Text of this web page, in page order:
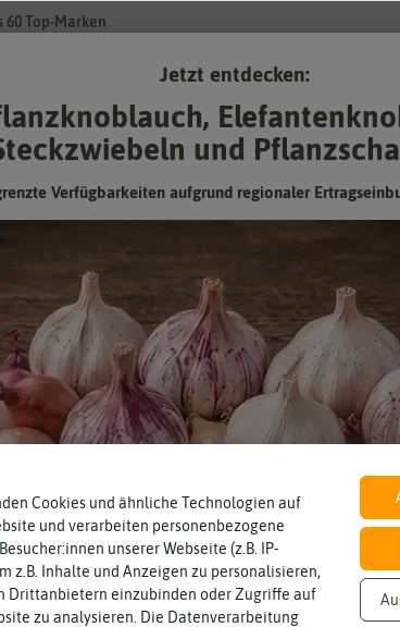
60 Top-Marken
Schweiz, das seit 2018 mit dem Kauf der Manna
Das inhabergeführte Unternehmen ist bereits seit
Inzwischen tragen viele Produkte das Bio-Label.
die ökologisches Düngen möglich machen.
Cookies und ähnliche Technologien auf
und verarbeiten personenbezogene
unserer Webseite (z.B. IP-
z.B. Inhalte und Anzeigen zu personalisieren,
Drittanbietern einzubinden oder Zugriffe auf
zu analysieren. Die Datenverarbeitung
Jetzt entdecken:
und
Verfügbarkeiten aufgrund regionaler
Knoblauch & Zwiebeln